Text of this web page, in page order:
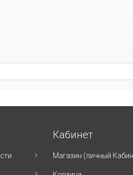
Кабинет
Магазин (личный